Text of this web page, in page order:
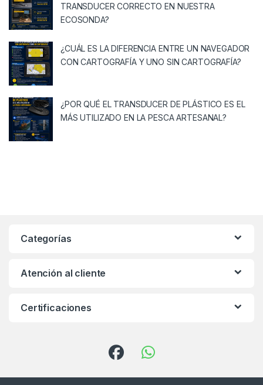
TRANSDUCER CORRECTO EN NUESTRA
ECOSONDA?
¿CUÁL ES LA DIFERENCIA ENTRE UN NAVEGADOR
CON CARTOGRAFÍA Y UNO SIN CARTOGRAFÍA?
¿POR QUÉ EL TRANSDUCER DE PLÁSTICO ES EL
MÁS UTILIZADO EN LA PESCA ARTESANAL?
Categorías
Atención al cliente
Certificaciones